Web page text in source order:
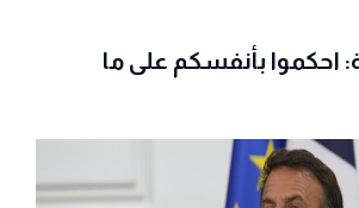
احكموا بأنفسكم على ما